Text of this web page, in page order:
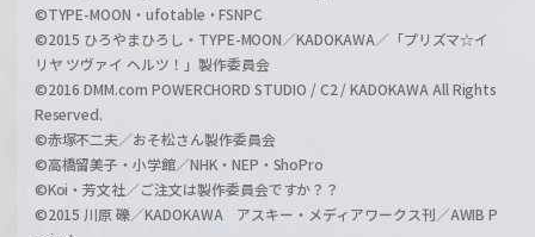
©TYPE-MOON・ufotable・FSNPC
©2015 ひろやまひろし・TYPE-MOON／KADOKAWA／「プリズマ☆イ
リヤ ツヴァイ ヘルツ！」製作委員会
©2016 DMM.com POWERCHORD STUDIO / C2 / KADOKAWA All Rights
Reserved.
©赤塚不二夫／おそ松さん製作委員会
©高橋留美子・小学館／NHK・NEP・ShoPro
©Koi・芳文社／ご注文は製作委員会ですか？？
©2015 川原 礫／KADOKAWA アスキー・メディアワークス刊／AWIB P